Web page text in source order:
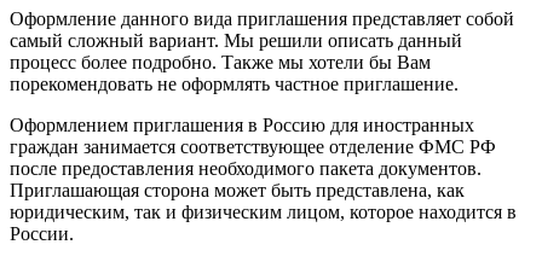
Оформление данного вида приглашения представляет собой
самый сложный вариант. Мы решили описать данный
процесс более подробно. Также мы хотели бы Вам
порекомендовать не оформлять частное приглашение.
Оформлением приглашения в Россию для иностранных
граждан занимается соответствующее отделение ФМС РФ
после предоставления необходимого пакета документов.
Приглашающая сторона может быть представлена, как
юридическим, так и физическим лицом, которое находится в
России.